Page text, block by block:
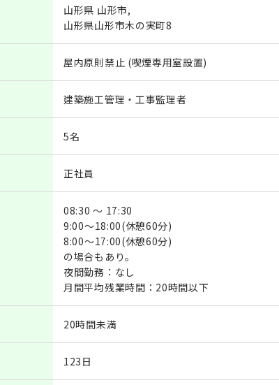
山形県 山形市,
山形県山形市木の実町8
屋内原則禁止 (喫煙専用室設置)
建築施工管理・工事監理者
5名
正社員
08:30 ～ 17:30
9:00～18:00(休憩60分)
8:00～17:00(休憩60分)
の場合もあり。
夜間勤務：なし
月間平均残業時間：20時間以下
20時間未満
123日